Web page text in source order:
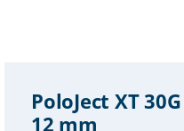
PoloJect XT
12 mm